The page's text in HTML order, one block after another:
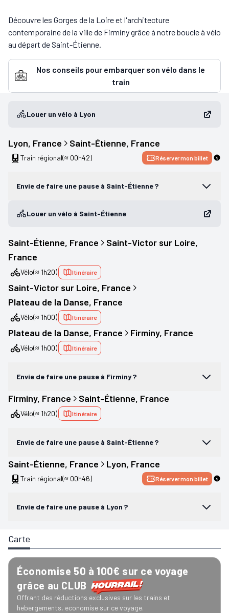
Découvre les Gorges de la Loire et l'architecture
contemporaine de la ville de Firminy grâce à notre boucle à vélo
au départ de Saint-Étienne.
Nos conseils pour embarquer son vélo dans le
train
Louer un vélo à Lyon
Lyon, France Saint-Étienne, France
Train régional(≈ 00h42) Réserver mon billet
Envie de faire une pause à Saint-Étienne ?
Louer un vélo à Saint-Étienne
Saint-Étienne, France Saint-Victor sur Loire,
France
Vélo(≈ 1h20) Itinéraire
Saint-Victor sur Loire, France
Plateau de la Danse, France
Vélo(≈ 1h00) Itinéraire
Plateau de la Danse, France Firminy, France
Vélo(≈ 1h00) Itinéraire
Envie de faire une pause à Firminy ?
Firminy, France Saint-Étienne, France
Vélo(≈ 1h20) Itinéraire
Envie de faire une pause à Saint-Étienne ?
Saint-Étienne, France Lyon, France
Train régional(≈ 00h46) Réserver mon billet
Envie de faire une pause à Lyon ?
Carte
Économise 50 à 100€ sur ce voyage
grâce au CLUB
Offrant des réductions exclusives sur les trains et
hebergements, economise sur ce voyage.